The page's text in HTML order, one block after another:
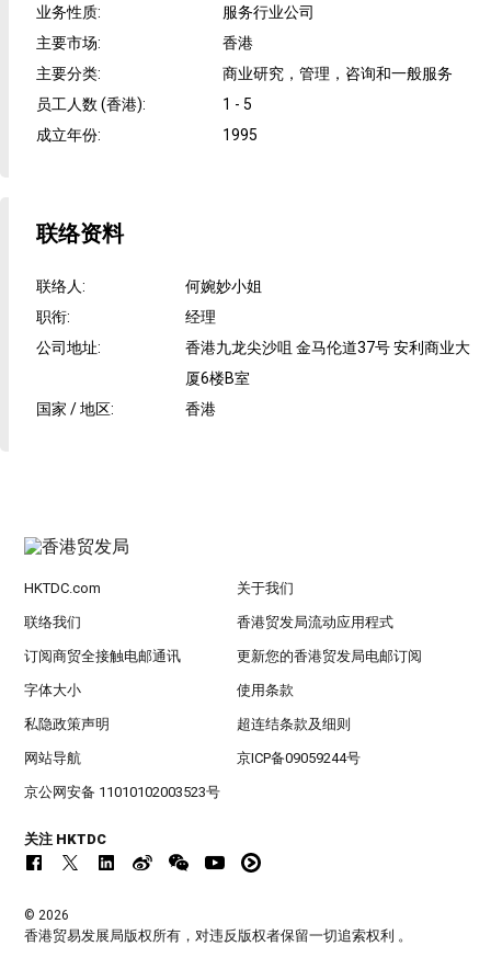
业务性质:
服务行业公司
主要市场:
香港
主要分类:
商业研究，管理，咨询和一般服务
员工人数 (香港):
1 - 5
成立年份: 1995
联络资料
联络人:
何婉妙小姐
职衔:
经理
公司地址:
香港九龙尖沙咀 金马伦道37号 安利商业大
厦6楼B室
国家 / 地区: 香港
HKTDC.com 关于我们
联络我们 香港贸发局流动应用程式
订阅商贸全接触电邮通讯 更新您的香港贸发局电邮订阅
字体大小 使用条款
私隐政策声明 超连结条款及细则
网站导航 京ICP备09059244号
京公网安备 11010102003523号
关注 HKTDC
© 2026
香港贸易发展局版权所有，对违反版权者保留一切追索权利 。